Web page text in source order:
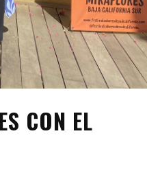
CON EL